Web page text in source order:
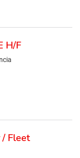
H/F
/ Fleet